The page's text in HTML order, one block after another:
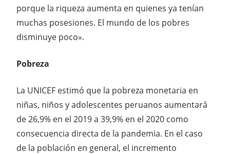
porque la riqueza aumenta en quienes ya tenían
muchas posesiones. El mundo de los pobres
disminuye poco».
Pobreza
La UNICEF estimó que la pobreza monetaria en
niñas, niños y adolescentes peruanos aumentará
de 26,9% en el 2019 a 39,9% en el 2020 como
consecuencia directa de la pandemia. En el caso
de la población en general, el incremento